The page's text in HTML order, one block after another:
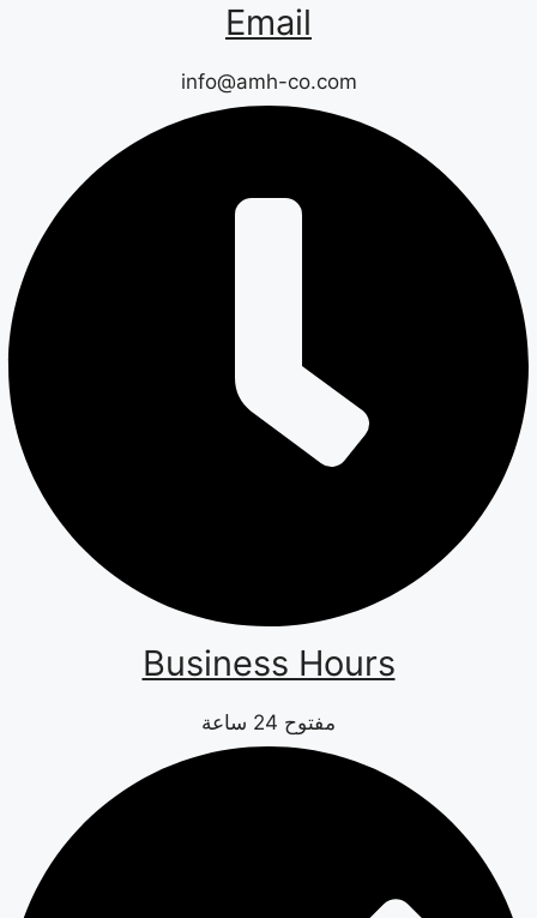
Email
info@amh-co.com
Business Hours
مفتوح 24 ساعة